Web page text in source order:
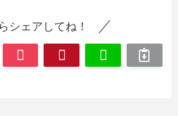
シェアしてね！